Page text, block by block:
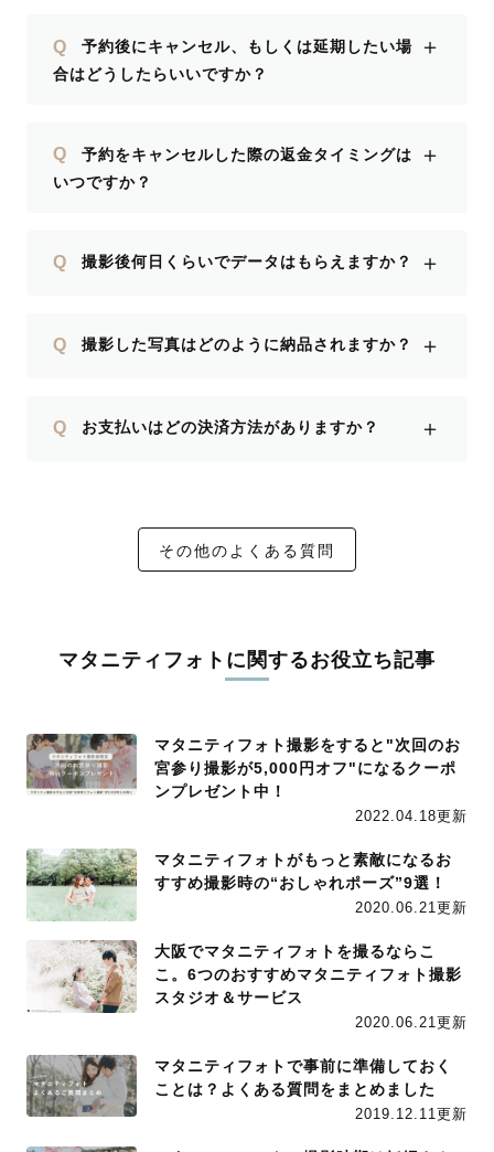
Q
予約後にキャンセル、もしくは延期したい場
合はどうしたらいいですか？
＋
Q
予約をキャンセルした際の返金タイミングは
いつですか？
＋
Q 撮影後何日くらいでデータはもらえますか？ ＋
Q 撮影した写真はどのように納品されますか？ ＋
Q お支払いはどの決済方法がありますか？ ＋
その他のよくある質問
マタニティフォトに関するお役立ち記事
マタニティフォト撮影をすると"次回のお
宮参り撮影が5,000円オフ"になるクーポ
ンプレゼント中！
2022.04.18更新
マタニティフォトがもっと素敵になるお
すすめ撮影時の“おしゃれポーズ”9選！
2020.06.21更新
大阪でマタニティフォトを撮るならこ
こ。6つのおすすめマタニティフォト撮影
スタジオ＆サービス
2020.06.21更新
マタニティフォトで事前に準備しておく
ことは？よくある質問をまとめました
2019.12.11更新